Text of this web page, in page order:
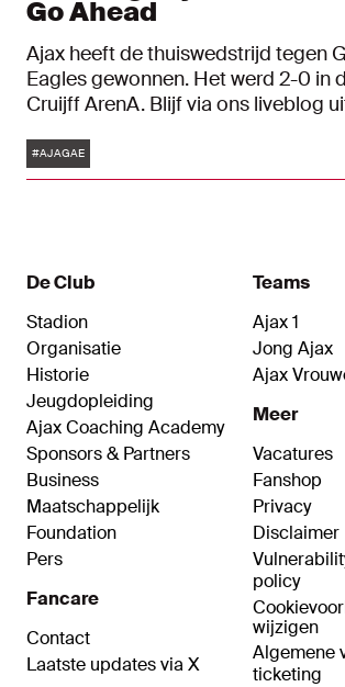
Go Ahead
Ajax heeft de thuiswedstrijd tegen
Eagles gewonnen. Het werd 2-0 in
Cruijff ArenA. Blijf via ons liveblog
Tags
#AJAGAE
De Club
Stadion
Organisatie
Historie
Jeugdopleiding
Ajax Coaching Academy
Sponsors & Partners
Business
Maatschappelijk
Foundation
Pers
Fancare
Contact
Laatste updates via X
Teams
Ajax 1
Jong Ajax
Ajax
Meer
Vacatures
Fanshop
Privacy
Disclaimer
policy
wijzigen
Algemene
ticketing